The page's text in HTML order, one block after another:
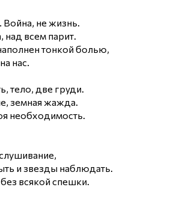
Война, не жизнь.
над всем парит.
тонкой болью,
нас.
тело, две груди.
земная жажда.
необходимость.
и звезды наблюдать.
всякой спешки.